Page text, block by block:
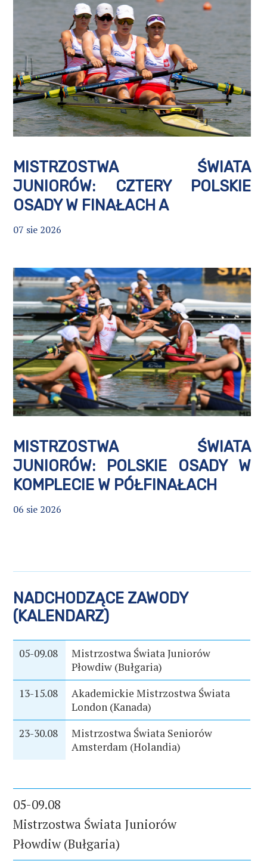
MISTRZOSTWA ŚWIATA
JUNIORÓW: CZTERY POLSKIE
OSADY W FINAŁACH A
07 sie 2026
MISTRZOSTWA ŚWIATA
JUNIORÓW: POLSKIE OSADY W
KOMPLECIE W PÓŁFINAŁACH
06 sie 2026
NADCHODZĄCE ZAWODY
(KALENDARZ)
05-09.08
Mistrzostwa Świata Juniorów
Płowdiw (Bułgaria)
13-15.08
Akademickie Mistrzostwa Świata
London (Kanada)
23-30.08
Mistrzostwa Świata Seniorów
Amsterdam (Holandia)
05-09.08
Mistrzostwa Świata Juniorów
Płowdiw (Bułgaria)